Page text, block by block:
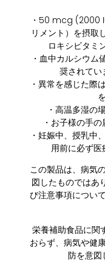
・50 mcg (2000
リメント）を摂取
ロキシビタミ
・血中カルシウム
奨されてい
・異常を感じた際
・高温多湿の
・お子様の手
・妊娠中、授乳中
用前に必ず医
この製品は、病気
図したものではあ
び注意事項につい
栄養補助食品に関
おらず、病気や健
防を意図